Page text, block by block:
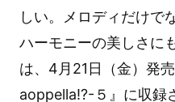
しい。メロディだけで
ハーモニーの美しさに
は、4月21日（金）発
aoppella!?-５』に収録